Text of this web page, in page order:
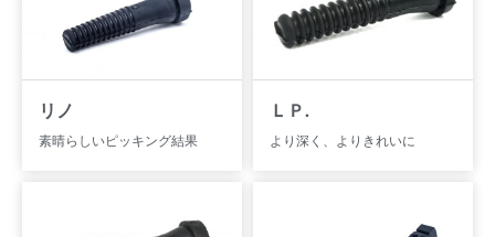
リノ
素晴らしいピッキング結果
ＬＰ.
より深く、よりきれいに